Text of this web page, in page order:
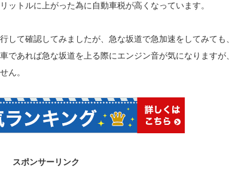
ットルに上がった為に自動車税が高くなっています。
して確認してみましたが、急な坂道で急加速をしてみても、
であれば急な坂道を上る際にエンジン音が気になりますが、
ん。
スポンサーリンク